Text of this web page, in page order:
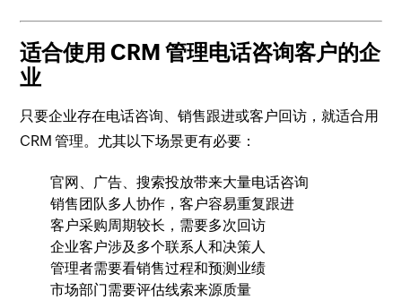
适合使用 CRM 管理电话咨询客户的企
业
只要企业存在电话咨询、销售跟进或客户回访，就适合用
CRM 管理。尤其以下场景更有必要：
官网、广告、搜索投放带来大量电话咨询
销售团队多人协作，客户容易重复跟进
客户采购周期较长，需要多次回访
企业客户涉及多个联系人和决策人
管理者需要看销售过程和预测业绩
市场部门需要评估线索来源质量